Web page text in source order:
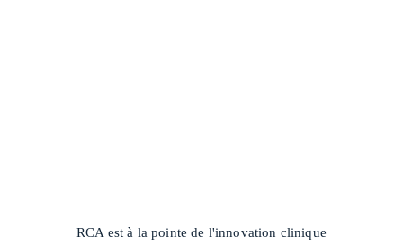
RCA est à la pointe de l'innovation clinique